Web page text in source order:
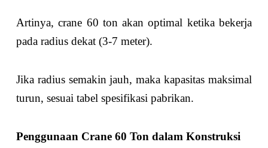
Artinya, crane 60 ton akan optimal ketika bekerja
pada radius dekat (3-7 meter).
Jika radius semakin jauh, maka kapasitas maksimal
turun, sesuai tabel spesifikasi pabrikan.
Penggunaan Crane 60 Ton dalam Konstruksi